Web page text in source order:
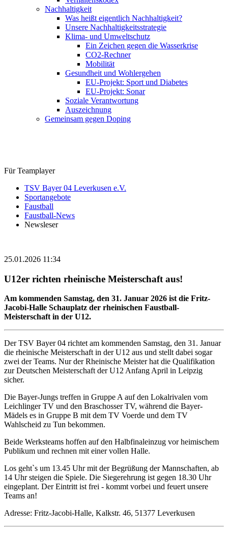
Nachhaltigkeit
Was heißt eigentlich Nachhaltigkeit?
Unsere Nachhaltigkeitsstrategie
Klima- und Umweltschutz
Ein Zeichen gegen die Wasserkrise
CO2-Rechner
Mobilität
Gesundheit und Wohlergehen
EU-Projekt: Sport und Diabetes
EU-Projekt: Sonar
Soziale Verantwortung
Auszeichnung
Gemeinsam gegen Doping
Für Teamplayer
TSV Bayer 04 Leverkusen e.V.
Sportangebote
Faustball
Faustball-News
Newsleser
25.01.2026 11:34
U12er richten rheinische Meisterschaft aus!
Am kommenden Samstag, den 31. Januar 2026 ist die Fritz-
Jacobi-Halle Schauplatz der rheinischen Faustball-
Meisterschaft in der U12.
Der TSV Bayer 04 richtet am kommenden Samstag, den 31. Januar
die rheinische Meisterschaft in der U12 aus und stellt dabei sogar
zwei der Teams. Nur der Rheinische Meister hat die Qualifikation
zur Deutschen Meisterschaft der U12 Anfang April in Leipzig
sicher.
Die Bayer-Jungs treffen in Gruppe A auf den Lokalrivalen vom
Leichlinger TV und den Braschosser TV, während die Bayer-
Mädels es in Gruppe B mit dem TV Voerde und dem TV
Wahlscheid zu Tun bekommen.
Beide Werksteams hoffen auf den Halbfinaleinzug vor heimischem
Publikum und rechnen mit einer vollen Halle.
Los geht`s um 13.45 Uhr mit der Begrüßung der Mannschaften, ab
14 Uhr steigen die Spiele. Die Siegerehrung ist gegen 18.30 Uhr
eingeplant. Der Eintritt ist frei - kommt vorbei und feuert unsere
Teams an!
Adresse: Fritz-Jacobi-Halle, Kalkstr. 46, 51377 Leverkusen